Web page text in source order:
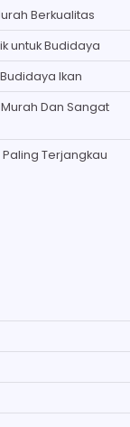
Berkualitas
untuk Budidaya
Ikan
Dan Sangat
Terjangkau